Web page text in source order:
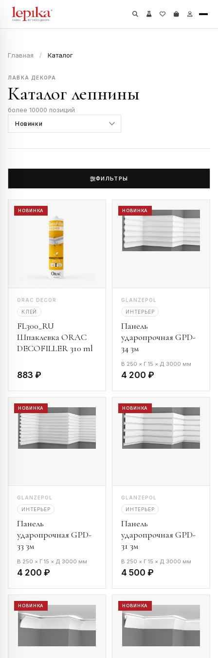
Главная / Каталог
ЛАВКА ДЕКОРА
Каталог лепнины
более 10000 позиций
ФИЛЬТРЫ
НОВИНКА
ORAC DECOR
КЛЕЙ
FL300_RU
Шпаклевка ORAC
DECOFILLER 310 ml
883 ₽
НОВИНКА
GLANZEPOL
ИНТЕРЬЕР
Панель
ударопрочная GPD-
34 3м
В 250 × Г 15 × Д 3000 мм
4 200 ₽
НОВИНКА
GLANZEPOL
ИНТЕРЬЕР
Панель
ударопрочная GPD-
33 3м
В 250 × Г 15 × Д 3000 мм
4 200 ₽
НОВИНКА
GLANZEPOL
ИНТЕРЬЕР
Панель
ударопрочная GPD-
31 3м
В 250 × Г 15 × Д 3000 мм
4 500 ₽
НОВИНКА НОВИНКА